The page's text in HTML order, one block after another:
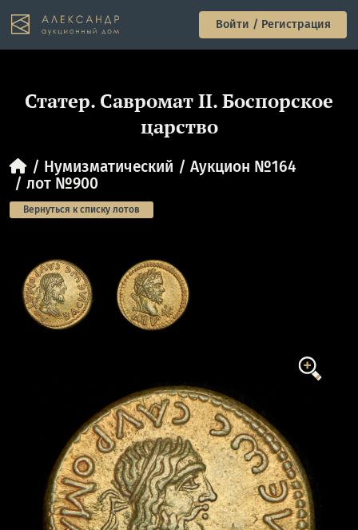
Войти / Регистрация
Статер. Савромат II. Боспорское
царство
Нумизматический
Аукцион №164
лот №900
Вернуться к списку лотов